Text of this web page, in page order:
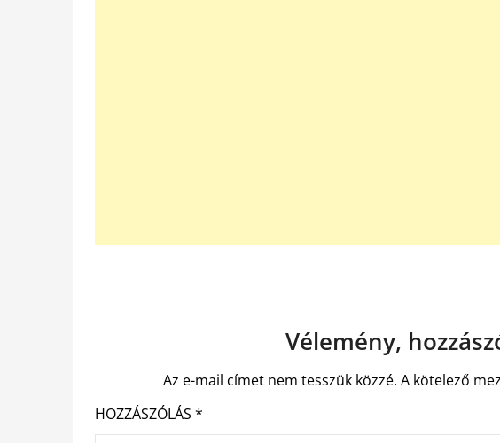
Vélemény,
Az e-mail címet nem tesszük közzé. A kötelező
HOZZÁSZÓLÁS *